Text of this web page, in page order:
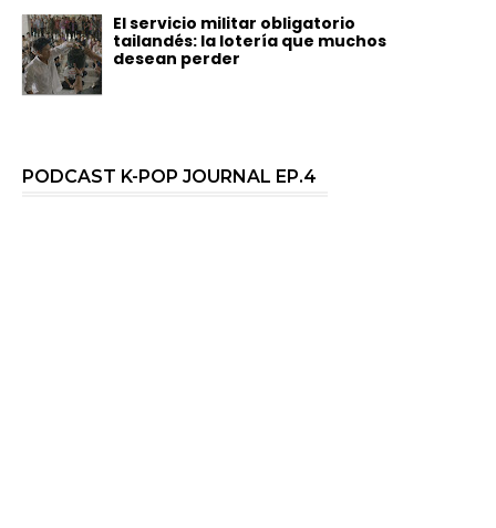
El servicio militar obligatorio
tailandés: la lotería que muchos
desean perder
PODCAST K-POP JOURNAL EP.4